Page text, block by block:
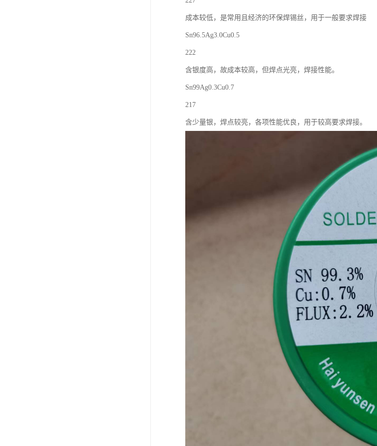
成本较低，是常用且经济的环保焊锡丝，用于一般要求焊接
Sn96.5Ag3.0Cu0.5
222
含银度高，故成本较高，但焊点光亮，焊接性能。
Sn99Ag0.3Cu0.7
217
含少量银，焊点较亮，各项性能优良，用于较高要求焊接。